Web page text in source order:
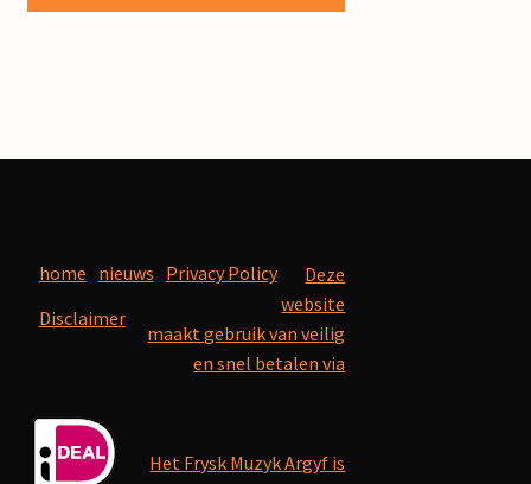
home nieuws Privacy Policy
Disclaimer
Deze
website
maakt gebruik van veilig
en snel betalen via
Het Frysk Muzyk Argyf is